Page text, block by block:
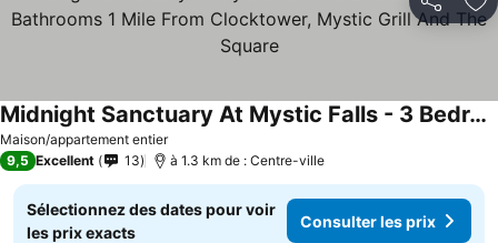
Partager
Maison/appartement entier
Midnight Sanctuary At Mystic Falls - 3 Bedrooms And 2 Bathrooms 1 Mile From Clocktower, Mystic Grill And The Square
Consulter les prix
9,5 Excellent 13 à 1.3 km de : Centre-ville
Sélectionnez des dates pour voir
les prix exacts
Consulter les prix